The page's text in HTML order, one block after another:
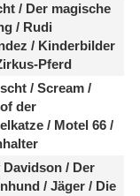
/​ Der magische
/​ Rudi
/​ Kinderbilder
Pferd
/​ Scream /​
der
/​ Motel 66 /​
Davidson /​ Der
/​ Jäger /​ Die